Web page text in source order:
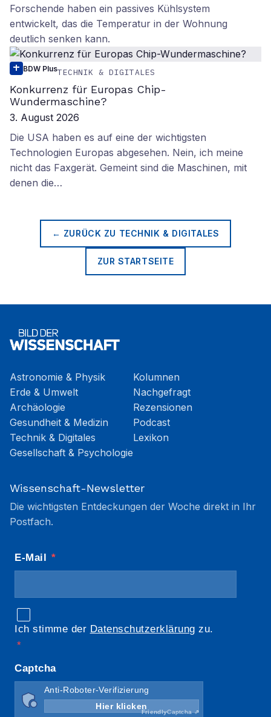
Forschende haben ein passives Kühlsystem
entwickelt, das die Temperatur in der Wohnung
deutlich senken kann.
BDW PlusTECHNIK & DIGITALES
Konkurrenz für Europas Chip-
Wundermaschine?
3. August 2026
Die USA haben es auf eine der wichtigsten
Technologien Europas abgesehen. Nein, ich meine
nicht das Faxgerät. Gemeint sind die Maschinen, mit
denen die…
← ZURÜCK ZU TECHNIK & DIGITALES
ZUR STARTSEITE
Astronomie & Physik
Erde & Umwelt
Archäologie
Gesundheit & Medizin
Technik & Digitales
Gesellschaft & Psychologie
Kolumnen
Nachgefragt
Rezensionen
Podcast
Lexikon
Wissenschaft-Newsletter
Die wichtigsten Entdeckungen der Woche direkt in Ihr
Postfach.